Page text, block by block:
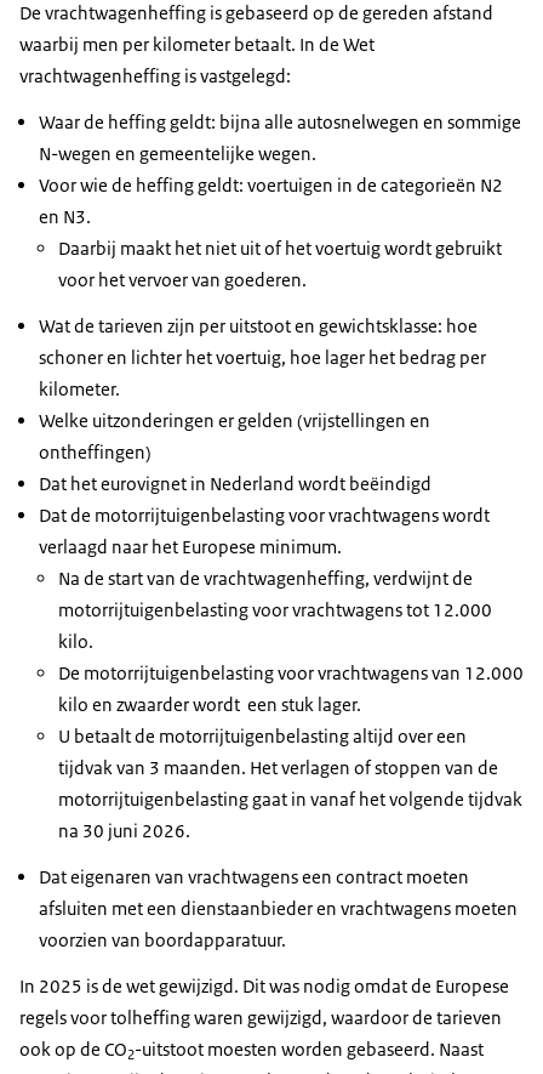
De vrachtwagenheffing is gebaseerd op de gereden afstand
waarbij men per kilometer betaalt. In de Wet
vrachtwagenheffing is vastgelegd:
Waar de heffing geldt: bijna alle autosnelwegen en sommige
N-wegen en gemeentelijke wegen.
Voor wie de heffing geldt: voertuigen in de categorieën N2
en N3.
Daarbij maakt het niet uit of het voertuig wordt gebruikt
voor het vervoer van goederen.
Wat de tarieven zijn per uitstoot en gewichtsklasse: hoe
schoner en lichter het voertuig, hoe lager het bedrag per
kilometer.
Welke uitzonderingen er gelden (vrijstellingen en
ontheffingen)
Dat het eurovignet in Nederland wordt beëindigd
Dat de motorrijtuigenbelasting voor vrachtwagens wordt
verlaagd naar het Europese minimum.
Na de start van de vrachtwagenheffing, verdwijnt de
motorrijtuigenbelasting voor vrachtwagens tot 12.000
kilo.
De motorrijtuigenbelasting voor vrachtwagens van 12.000
kilo en zwaarder wordt een stuk lager.
U betaalt de motorrijtuigenbelasting altijd over een
tijdvak van 3 maanden. Het verlagen of stoppen van de
motorrijtuigenbelasting gaat in vanaf het volgende tijdvak
na 30 juni 2026.
Dat eigenaren van vrachtwagens een contract moeten
afsluiten met een dienstaanbieder en vrachtwagens moeten
voorzien van boordapparatuur.
In 2025 is de wet gewijzigd. Dit was nodig omdat de Europese
regels voor tolheffing waren gewijzigd, waardoor de tarieven
ook op de CO2-uitstoot moesten worden gebaseerd. Naast